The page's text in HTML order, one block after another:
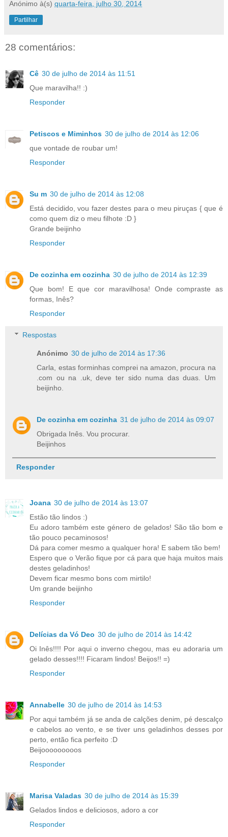
Anónimo à(s) quarta-feira, julho 30, 2014
Partilhar
28 comentários:
Cê 30 de julho de 2014 às 11:51
Que maravilha!! :)
Responder
Petiscos e Miminhos 30 de julho de 2014 às 12:06
que vontade de roubar um!
Responder
Su m 30 de julho de 2014 às 12:08
Está decidido, vou fazer destes para o meu piruças { que é
como quem diz o meu filhote :D }
Grande beijinho
Responder
De cozinha em cozinha 30 de julho de 2014 às 12:39
Que bom! E que cor maravilhosa! Onde compraste as
formas, Inês?
Responder
Respostas
Anónimo 30 de julho de 2014 às 17:36
Carla, estas forminhas comprei na amazon, procura na
.com ou na .uk, deve ter sido numa das duas. Um
beijinho.
De cozinha em cozinha 31 de julho de 2014 às 09:07
Obrigada Inês. Vou procurar.
Beijinhos
Responder
Joana 30 de julho de 2014 às 13:07
Estão tão lindos :)
Eu adoro também este género de gelados! São tão bom e
tão pouco pecaminosos!
Dá para comer mesmo a qualquer hora! E sabem tão bem!
Espero que o Verão fique por cá para que haja muitos mais
destes geladinhos!
Devem ficar mesmo bons com mirtilo!
Um grande beijinho
Responder
Delícias da Vó Deo 30 de julho de 2014 às 14:42
Oi Inês!!!! Por aqui o inverno chegou, mas eu adoraria um
gelado desses!!!! Ficaram lindos! Beijos!! =)
Responder
Annabelle 30 de julho de 2014 às 14:53
Por aqui também já se anda de calções denim, pé descalço
e cabelos ao vento, e se tiver uns geladinhos desses por
perto, então fica perfeito :D
Beijooooooooos
Responder
Marisa Valadas 30 de julho de 2014 às 15:39
Gelados lindos e deliciosos, adoro a cor
Responder